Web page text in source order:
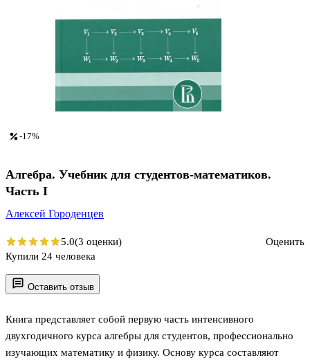
Оставить отзыв
Книга представляет собой первую часть интенсивного
двухгодичного курса алгебры для студентов, профессионально
изучающих математику и физику. Основу курса составляют
-17%
Алгебра. Учебник для студентов-математиков.
Часть I
Алексей Городенцев
5.0(3 оценки)
Оценить
Купили 24 человека